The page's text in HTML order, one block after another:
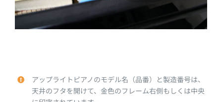
アップライトピアノのモデル名（品番）と製造番号は、
天井のフタを開けて、金色のフレーム右側もしくは中央